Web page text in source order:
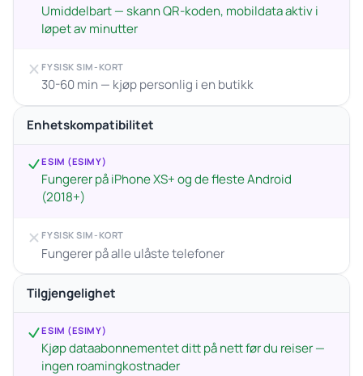
Umiddelbart — skann QR-koden, mobildata aktiv i
løpet av minutter
FYSISK SIM-KORT
30-60 min — kjøp personlig i en butikk
Enhetskompatibilitet
ESIM (ESIMY)
Fungerer på iPhone XS+ og de fleste Android
(2018+)
FYSISK SIM-KORT
Fungerer på alle ulåste telefoner
Tilgjengelighet
ESIM (ESIMY)
Kjøp dataabonnementet ditt på nett før du reiser —
ingen roamingkostnader